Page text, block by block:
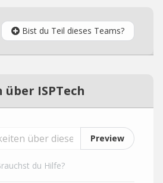
Bist du Teil dieses Teams?
ISPTech
Preview
du Hilfe?